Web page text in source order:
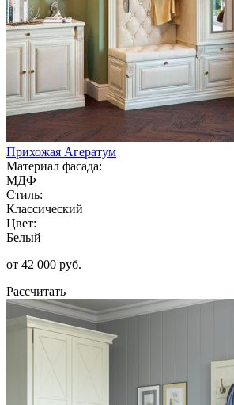
Прихожая Агератум
Материал фасада:
МДФ
Стиль:
Классический
Цвет:
Белый
от 42 000 руб.
Рассчитать